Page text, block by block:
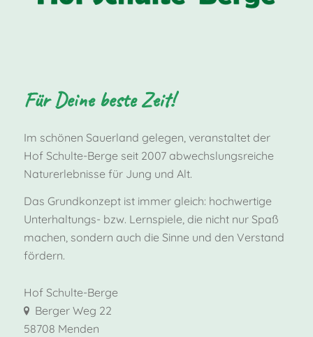
Für Deine beste Zeit!
Im schönen Sauerland gelegen, veranstaltet der
Hof Schulte-Berge seit 2007 abwechslungsreiche
Naturerlebnisse für Jung und Alt.
Das Grundkonzept ist immer gleich: hochwertige
Unterhaltungs- bzw. Lernspiele, die nicht nur Spaß
machen, sondern auch die Sinne und den Verstand
fördern.
Hof Schulte-Berge
Berger Weg 22
58708 Menden